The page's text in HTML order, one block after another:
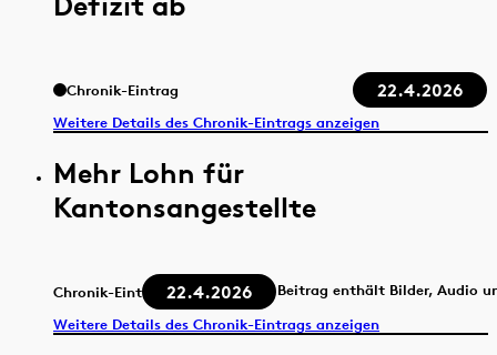
Chronik-Eintrag 22.4.2026
Weitere Details des Chronik-Eintrags anzeigen
Mehr Lohn für
Kantonsangestellte
Chronik-Eintrag 22.4.2026
Beitrag enthält Bilder, Audio
Weitere Details des Chronik-Eintrags anzeigen